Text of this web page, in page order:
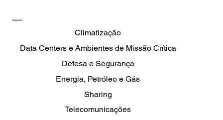
Soluções
Telecomunicações
Data Centers e Ambientes de Missão Crítica
Defesa e Segurança
Climatização
Energia, Petróleo e Gás
Sharing